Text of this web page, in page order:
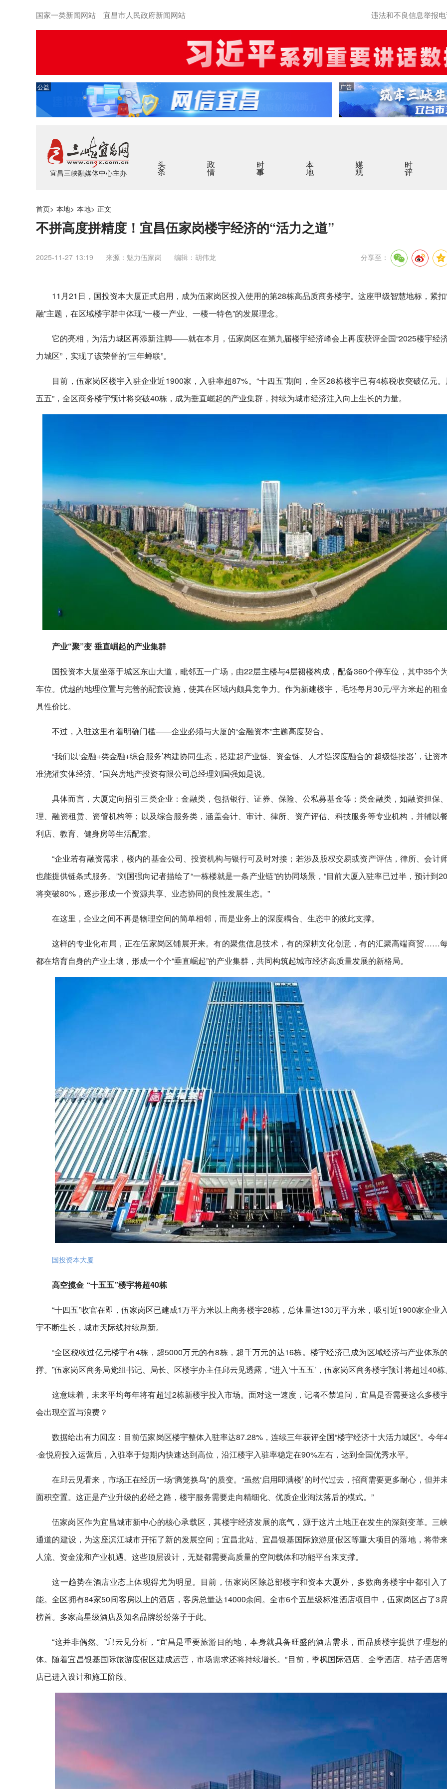
国家一类新闻网站 宜昌市人民政府新闻网站 违法和不良信息举报
公益 广告
宜昌三峡融媒体中心主办
头条 政情 时事 本地 媒观 时评
首页> 本地> 本地> 正文
不拼高度拼精度！宜昌伍家岗楼宇经济的“活力之道”
2025-11-27 13:19 来源：魅力伍家岗 编辑：胡伟龙 分享至：
11月21日，国投资本大厦正式启用，成为伍家岗区投入使用的第28栋高品质商务楼宇。这座甲级智慧地标，紧扣
融”主题，在区域楼宇群中体现“一楼一产业、一楼一特色”的发展理念。
它的亮相，为活力城区再添新注脚——就在本月，伍家岗区在第九届楼宇经济峰会上再度获评全国“2025楼宇经
力城区”，实现了该荣誉的“三年蝉联”。
目前，伍家岗区楼宇入驻企业近1900家，入驻率超87%。“十四五”期间，全区28栋楼宇已有4栋税收突破亿元。
五五”，全区商务楼宇预计将突破40栋，成为垂直崛起的产业集群，持续为城市经济注入向上生长的力量。
产业“聚”变 垂直崛起的产业集群
国投资本大厦坐落于城区东山大道，毗邻五一广场，由22层主楼与4层裙楼构成，配备360个停车位，其中35个
车位。优越的地理位置与完善的配套设施，使其在区域内颇具竞争力。作为新建楼宇，毛坯每月30元/平方米起的租
具性价比。
不过，入驻这里有着明确门槛——企业必须与大厦的“金融资本”主题高度契合。
“我们以‘金融+类金融+综合服务’构建协同生态，搭建起产业链、资金链、人才链深度融合的‘超级链接器’，让资
准浇灌实体经济。”国兴房地产投资有限公司总经理刘国强如是说。
具体而言，大厦定向招引三类企业：金融类，包括银行、证券、保险、公私募基金等；类金融类，如融资担保
理、融资租赁、资管机构等；以及综合服务类，涵盖会计、审计、律所、资产评估、科技服务等专业机构，并辅以
利店、教育、健身房等生活配套。
“企业若有融资需求，楼内的基金公司、投资机构与银行可及时对接；若涉及股权交易或资产评估，律所、会计
也能提供链条式服务。”刘国强向记者描绘了“一栋楼就是一条产业链”的协同场景，“目前大厦入驻率已过半，预计到
将突破80%，逐步形成一个资源共享、业态协同的良性发展生态。”
在这里，企业之间不再是物理空间的简单相邻，而是业务上的深度耦合、生态中的彼此支撑。
这样的专业化布局，正在伍家岗区铺展开来。有的聚焦信息技术，有的深耕文化创意，有的汇聚高端商贸……
都在培育自身的产业土壤，形成一个个“垂直崛起”的产业集群，共同构筑起城市经济高质量发展的新格局。
国投资本大厦
高空揽金 “十五五”楼宇将超40栋
“十四五”收官在即，伍家岗区已建成1万平方米以上商务楼宇28栋，总体量达130万平方米，吸引近1900家企业
宇不断生长，城市天际线持续刷新。
“全区税收过亿元楼宇有4栋，超5000万元的有8栋，超千万元的达16栋。楼宇经济已成为区域经济与产业体系
撑。”伍家岗区商务局党组书记、局长、区楼宇办主任邱云见透露，“进入‘十五五’，伍家岗区商务楼宇预计将超过40栋
这意味着，未来平均每年将有超过2栋新楼宇投入市场。面对这一速度，记者不禁追问，宜昌是否需要这么多楼
会出现空置与浪费？
数据给出有力回应：目前伍家岗区楼宇整体入驻率达87.28%，连续三年获评全国“楼宇经济十大活力城区”。今年
·金悦府投入运营后，入驻率于短期内快速达到高位，沿江楼宇入驻率稳定在90%左右，达到全国优秀水平。
在邱云见看来，市场正在经历一场“腾笼换鸟”的质变。“虽然‘启用即满楼’的时代过去，招商需要更多耐心，但并
面积空置。这正是产业升级的必经之路，楼宇服务需要走向精细化、优质企业淘汰落后的模式。”
伍家岗区作为宜昌城市新中心的核心承载区，其楼宇经济发展的底气，源于这片土地正在发生的深刻变革。三
通道的建设，为这座滨江城市开拓了新的发展空间；宜昌北站、宜昌银基国际旅游度假区等重大项目的落地，将带
人流、资金流和产业机遇。这些顶层设计，无疑都需要高质量的空间载体和功能平台来支撑。
这一趋势在酒店业态上体现得尤为明显。目前，伍家岗区除总部楼宇和资本大厦外，多数商务楼宇中都引入
能。全区拥有84家50间客房以上的酒店，客房总量达14000余间。全市6个五星级标准酒店项目中，伍家岗区占了3
榜首。多家高星级酒店及知名品牌纷纷落子于此。
“这并非偶然。”邱云见分析，“宜昌是重要旅游目的地，本身就具备旺盛的酒店需求，而品质楼宇提供了理想
体。随着宜昌银基国际旅游度假区建成运营，市场需求还将持续增长。”目前，季枫国际酒店、全季酒店、桔子酒店
店已进入设计和施工阶段。